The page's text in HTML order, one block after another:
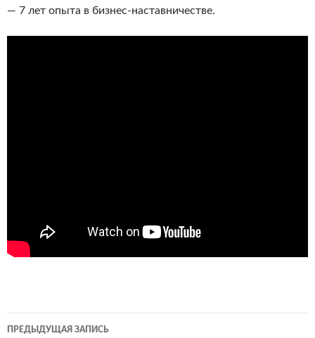
— 7 лет опыта в бизнес-наставничестве.
Навигация
ПРЕДЫДУЩАЯ ЗАПИСЬ